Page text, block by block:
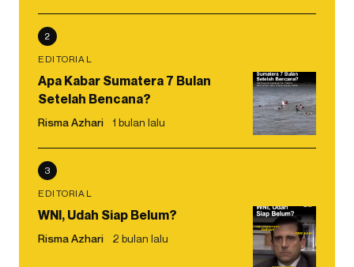
2
EDITORIAL
Apa Kabar Sumatera 7 Bulan
Setelah Bencana?
Risma Azhari 1 bulan lalu
3
EDITORIAL
WNI, Udah Siap Belum?
Risma Azhari 2 bulan lalu